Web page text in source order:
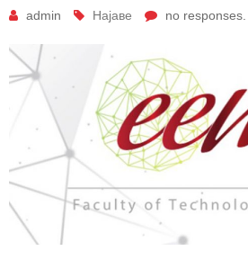
admin Најаве no responses.